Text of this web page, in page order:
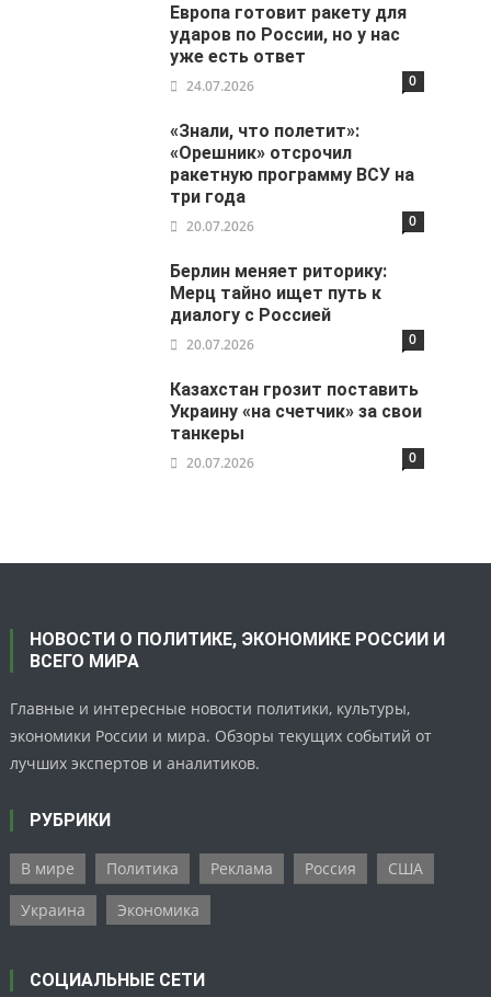
Европа готовит ракету для
ударов по России, но у нас
уже есть ответ
24.07.2026 0
«Знали, что полетит»:
«Орешник» отсрочил
ракетную программу ВСУ на
три года
20.07.2026 0
Берлин меняет риторику:
Мерц тайно ищет путь к
диалогу с Россией
20.07.2026 0
Казахстан грозит поставить
Украину «на счетчик» за свои
танкеры
20.07.2026 0
НОВОСТИ О ПОЛИТИКЕ, ЭКОНОМИКЕ РОССИИ И
ВСЕГО МИРА
Главные и интересные новости политики, культуры,
экономики России и мира. Обзоры текущих событий от
лучших экспертов и аналитиков.
РУБРИКИ
В мире Политика Реклама Россия
США
Украина
Экономика
СОЦИАЛЬНЫЕ СЕТИ